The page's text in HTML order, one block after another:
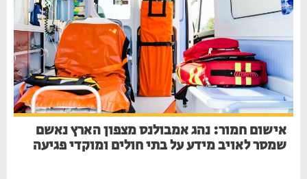
אישום חמור: נהג אמבולנס מצפון הארץ נאשם
שמסר לאויב מידע על בתי חולים ומוקדי פגיעה